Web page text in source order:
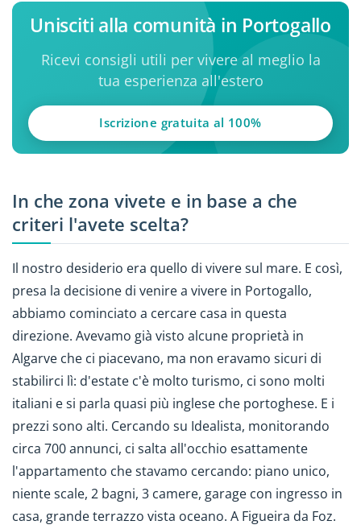
Unisciti alla comunità in Portogallo
Ricevi consigli utili per vivere al meglio la
tua esperienza all'estero
Iscrizione gratuita al 100%
In che zona vivete e in base a che
criteri l'avete scelta?
Il nostro desiderio era quello di vivere sul mare. E così,
presa la decisione di venire a vivere in Portogallo,
abbiamo cominciato a cercare casa in questa
direzione. Avevamo già visto alcune proprietà in
Algarve che ci piacevano, ma non eravamo sicuri di
stabilirci lì: d'estate c'è molto turismo, ci sono molti
italiani e si parla quasi più inglese che portoghese. E i
prezzi sono alti. Cercando su Idealista, monitorando
circa 700 annunci, ci salta all'occhio esattamente
l'appartamento che stavamo cercando: piano unico,
niente scale, 2 bagni, 3 camere, garage con ingresso in
casa, grande terrazzo vista oceano. A Figueira da Foz.